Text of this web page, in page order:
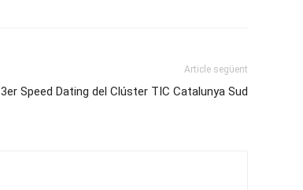
Article següent
3er Speed Dating del Clúster TIC Catalunya Sud